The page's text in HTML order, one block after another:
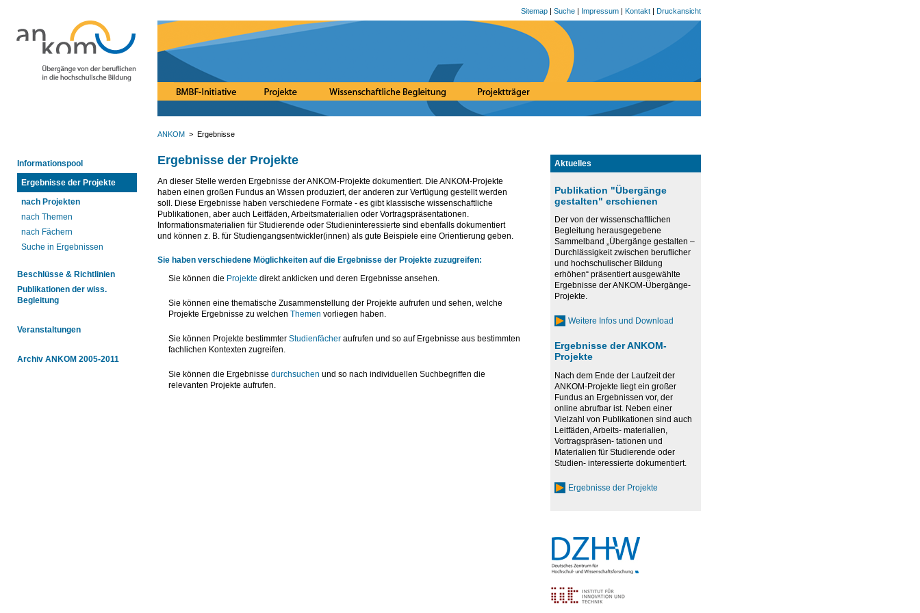
Sitemap | Suche | Impressum | Kontakt | Druckansicht
Informationspool
Ergebnisse der Projekte
nach Projekten
nach Themen
nach Fächern
Suche in Ergebnissen
Beschlüsse & Richtlinien
Publikationen der wiss.
Begleitung
Veranstaltungen
Archiv ANKOM 2005-2011
ANKOM > Ergebnisse
Ergebnisse der Projekte
An dieser Stelle werden Ergebnisse der ANKOM-Projekte dokumentiert. Die ANKOM-Projekte
haben einen großen Fundus an Wissen produziert, der anderen zur Verfügung gestellt werden
soll. Diese Ergebnisse haben verschiedene Formate - es gibt klassische wissenschaftliche
Publikationen, aber auch Leitfäden, Arbeitsmaterialien oder Vortragspräsentationen.
Informationsmaterialien für Studierende oder Studieninteressierte sind ebenfalls dokumentiert
und können z. B. für Studiengangsentwickler(innen) als gute Beispiele eine Orientierung geben.
Sie haben verschiedene Möglichkeiten auf die Ergebnisse der Projekte zuzugreifen:
Sie können die Projekte direkt anklicken und deren Ergebnisse ansehen.
Sie können eine thematische Zusammenstellung der Projekte aufrufen und sehen, welche
Projekte Ergebnisse zu welchen Themen vorliegen haben.
Sie können Projekte bestimmter Studienfächer aufrufen und so auf Ergebnisse aus bestimmten
fachlichen Kontexten zugreifen.
Sie können die Ergebnisse durchsuchen und so nach individuellen Suchbegriffen die
relevanten Projekte aufrufen.
Aktuelles
Publikation "Übergänge
gestalten" erschienen
Der von der wissenschaftlichen
Begleitung herausgegebene
Sammelband „Übergänge gestalten –
Durchlässigkeit zwischen beruflicher
und hochschulischer Bildung
erhöhen“ präsentiert ausgewählte
Ergebnisse der ANKOM-Übergänge-
Projekte.
Weitere Infos und Download
Ergebnisse der ANKOM-
Projekte
Nach dem Ende der Laufzeit der
ANKOM-Projekte liegt ein großer
Fundus an Ergebnissen vor, der
online abrufbar ist. Neben einer
Vielzahl von Publikationen sind auch
Leitfäden, Arbeits- materialien,
Vortragspräsen- tationen und
Materialien für Studierende oder
Studien- interessierte dokumentiert.
Ergebnisse der Projekte